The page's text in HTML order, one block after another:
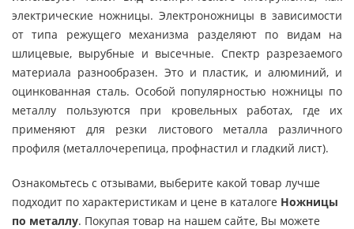
электрические ножницы. Электроножницы в зависимости
от типа режущего механизма разделяют по видам на
шлицевые, вырубные и высечные. Спектр разрезаемого
материала разнообразен. Это и пластик, и алюминий, и
оцинкованная сталь. Особой популярностью ножницы по
металлу пользуются при кровельных работах, где их
применяют для резки листового металла различного
профиля (металлочерепица, профнастил и гладкий лист).
Ознакомьтесь с отзывами, выберите какой товар лучше
подходит по характеристикам и цене в каталоге Ножницы
по металлу. Покупая товар на нашем сайте, Вы можете